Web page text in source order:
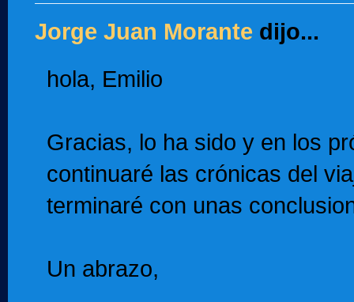
Jorge Juan Morante dijo...
hola, Emilio
Gracias, lo ha sido y en los
continuaré las crónicas del
terminaré con unas
Un abrazo,